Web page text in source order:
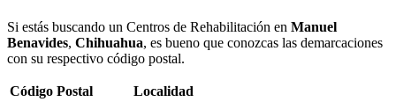
Si estás buscando un Centros de Rehabilitación en Manuel
Benavides, Chihuahua, es bueno que conozcas las demarcaciones
con su respectivo código postal.
Código Postal
Localidad